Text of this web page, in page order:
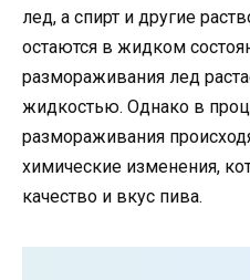
лед, а спирт и другие
остаются в жидком
размораживания лед
жидкостью. Однако в
размораживания
химические изменения,
качество и вкус пива.